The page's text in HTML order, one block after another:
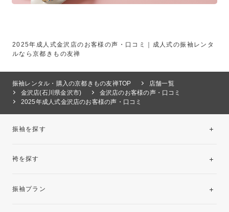
2025年成人式金沢店のお客様の声・口コミ｜成人式の振袖レンタ
ルなら京都きもの友禅
振袖レンタル・購入の京都きもの友禅TOP
店舗一覧
金沢店(石川県金沢市)
金沢店のお客様の声・口コミ
2025年成人式金沢店のお客様の声・口コミ
振袖を探す
袴を探す
振袖プラン